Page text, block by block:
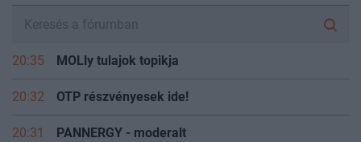
20:35 MOLly tulajok topikja
20:32 OTP részvényesek ide!
20:31 PANNERGY - moderalt